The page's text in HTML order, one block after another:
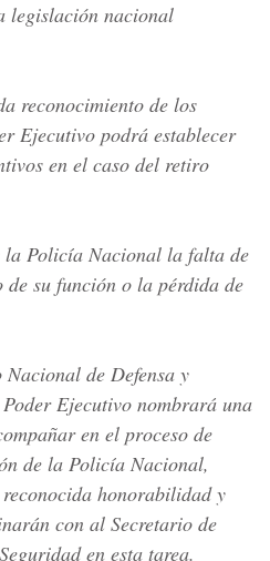
legislación nacional
reconocimiento de los
Ejecutivo podrá establecer
en el caso del retiro
la Policía Nacional la falta de
su función o la pérdida de
de Defensa y
Ejecutivo nombrará una
en el proceso de
de la Policía Nacional,
honorabilidad y
con al Secretario de
en esta tarea.